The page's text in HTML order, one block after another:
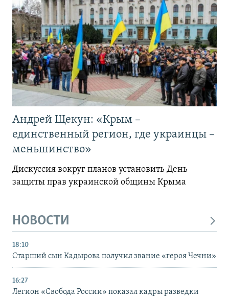
Андрей Щекун: «Крым –
единственный регион, где украинцы –
меньшинство»
Дискуссия вокруг планов установить День
защиты прав украинской общины Крыма
НОВОСТИ
18:10
Старший сын Кадырова получил звание «героя Чечни»
16:27
Легион «Свобода России» показал кадры разведки